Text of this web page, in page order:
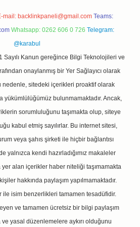
mail: backlinkpaneli@gmail.com Teams:
Whatsapp: 0262 606 0 726 Telegram:
@karabul
Sayılı Kanun gereğince Bilgi Teknolojileri ve
onaylanmış bir Yer Sağlayıcı olarak
nedenle, sitedeki içerikleri proaktif olarak
yükümlülüğümüz bulunmamaktadır. Ancak,
sorumluluğunu taşımakta olup, siteye
kabul etmiş sayılırlar. Bu internet sitesi,
veya şahıs şirketi ile hiçbir bağlantısı
yalnızca kendi hazırladığımız makaleler
yer alan içerikler haber niteliği taşımamakta
hakkında paylaşım yapılmamaktadır.
ile isim benzerlikleri tamamen tesadüfidir.
ve tamamen ücretsiz bir bilgi paylaşım
yasal düzenlemelere aykırı olduğunu